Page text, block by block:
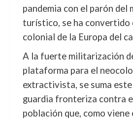
pandemia con el parón del
turístico, se ha convertido
colonial de la Europa del
A la fuerte militarización
plataforma para el
extractivista, se suma
guardia fronteriza contra
población que, como viene